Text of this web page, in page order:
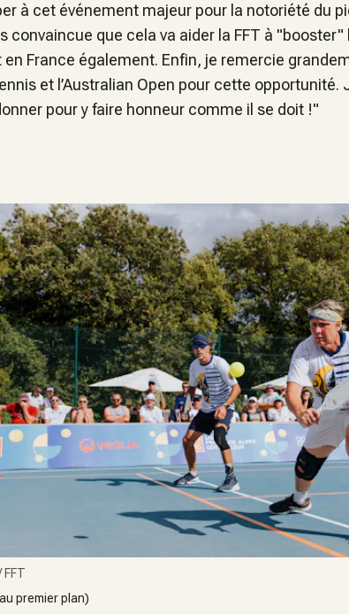
à cet événement majeur pour la notoriété du
convaincue que cela va aider la FFT à
France également. Enfin, je remercie
et l’Australian Open pour cette opportunité.
pour y faire honneur comme il se doit !"
FFT
premier plan)